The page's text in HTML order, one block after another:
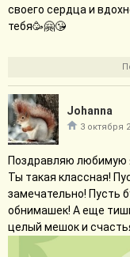
своего сердца и
тебя🥳🤗😘
Johanna
3 октября
Поздравляю
Ты такая классная!
замечательно! Пусть
обнимашек! А еще
целый мешок и